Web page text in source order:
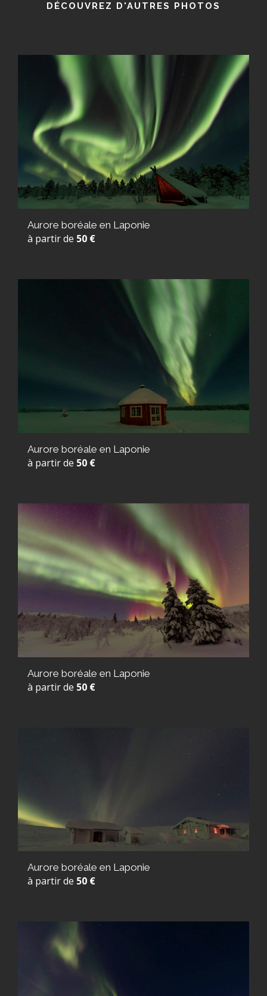
DÉCOUVREZ D'AUTRES PHOTOS
Aurore boréale en Laponie
à partir de 50 €
Aurore boréale en Laponie
à partir de 50 €
Aurore boréale en Laponie
à partir de 50 €
Aurore boréale en Laponie
à partir de 50 €